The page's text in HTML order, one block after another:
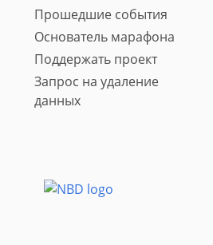
Прошедшие события
Основатель марафона
Поддержать проект
Запрос на удаление
данных